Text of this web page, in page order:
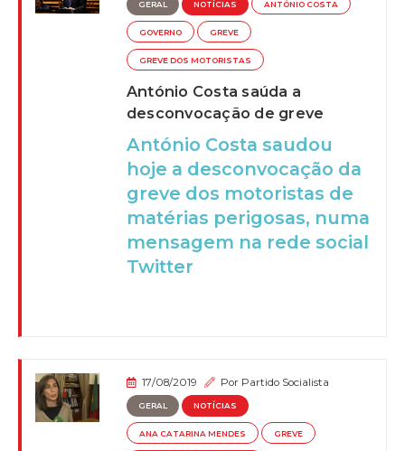
GERAL NOTÍCIAS ANTÓNIO COSTA
GOVERNO GREVE
GREVE DOS MOTORISTAS
António Costa saúda a
desconvocação de greve
António Costa saudou
hoje a desconvocação da
greve dos motoristas de
matérias perigosas, numa
mensagem na rede social
Twitter
17/08/2019 Por Partido Socialista
GERAL NOTÍCIAS
ANA CATARINA MENDES GREVE